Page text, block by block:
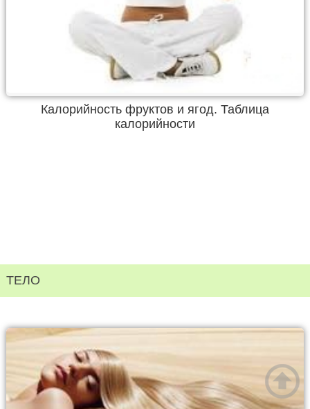
Калорийность фруктов и ягод. Таблица
калорийности
ТЕЛО